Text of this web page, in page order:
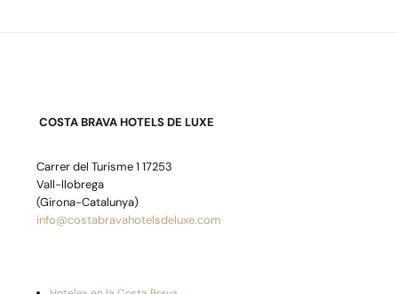
COSTA BRAVA HOTELS DE LUXE
Carrer del Turisme 1 17253
Vall-llobrega
(Girona-Catalunya)
info@costabravahotelsdeluxe.com